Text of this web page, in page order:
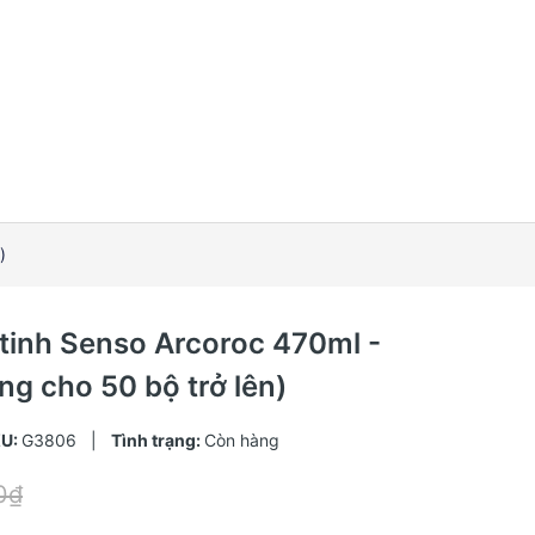
Senso Arcoroc 470ml -
cho 50 bộ trở lên)
G3806 Tình trạng: Còn hàng